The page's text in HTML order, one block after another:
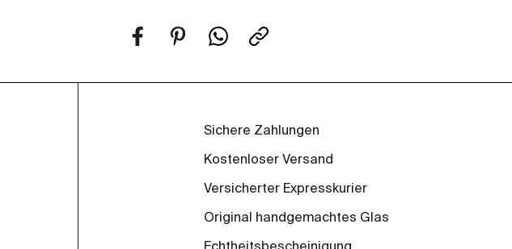
Sichere Zahlungen
Kostenloser Versand
Versicherter Expresskurier
Original handgemachtes Glas